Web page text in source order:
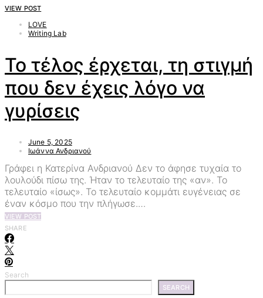
VIEW POST
LOVE
Writing Lab
Το τέλος έρχεται, τη στιγμή
που δεν έχεις λόγο να
γυρίσεις
June 5, 2025
Ιωάννα Ανδριανού
Γράφει η Κατερίνα Ανδριανού Δεν το άφησε τυχαία το
λουλούδι πίσω της. Ήταν το τελευταίο της «αν». Το
τελευταίο «ίσως». Το τελευταίο κομμάτι ευγένειας σε
έναν κόσμο που την πλήγωσε.…
VIEW POST
SHARE
Search
SEARCH